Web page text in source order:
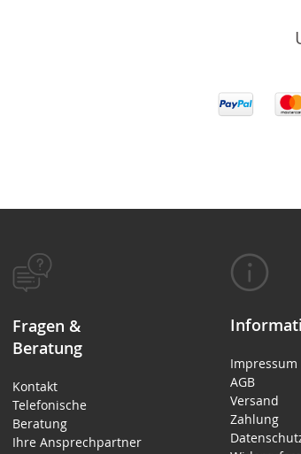
Fragen &
Beratung
Kontakt
Telefonische
Beratung
Ihre Ansprechpartner
Impressum
AGB
Versand
Zahlung